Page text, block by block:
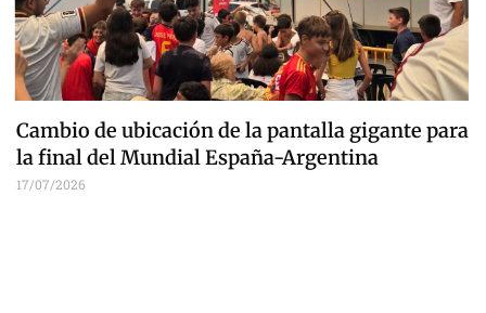
Cambio de ubicación de la pantalla gigante para
la final del Mundial España-Argentina
17/07/2026